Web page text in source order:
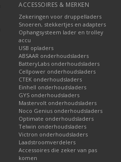
ACCESSOIRES & MERKEN
Zekeringen voor druppelladers
Snoeren, stekkertjes en adapters
Ophangsysteem lader en trolley
accu
USB opladers
ABSAAR onderhoudsladers
BatteryLabs onderhoudsladers
Cellpower onderhoudsladers
CTEK onderhoudsladers
Einhell onderhoudsladers
GYS onderhoudsladers
Mastervolt onderhoudsladers
Noco Genius onderhoudsladers
Optimate onderhoudsladers
Telwin onderhoudsladers
Victron onderhoudsladers
Laadstroomverdelers
Accessoires die zeker van pas
komen